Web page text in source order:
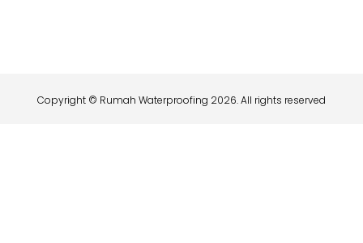
Copyright © Rumah Waterproofing 2026. All rights reserved